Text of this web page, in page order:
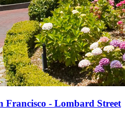
Francisco - Lombard Street